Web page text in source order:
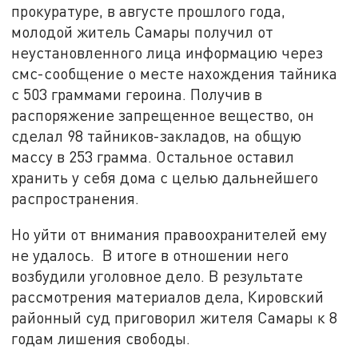
прокуратуре, в августе прошлого года,
молодой житель Самары получил от
неустановленного лица информацию через
смс-сообщение о месте нахождения тайника
с 503 граммами героина. Получив в
распоряжение запрещенное вещество, он
сделал 98 тайников-закладов, на общую
массу в 253 грамма. Остальное оставил
хранить у себя дома с целью дальнейшего
распространения.
Но уйти от внимания правоохранителей ему
не удалось. В итоге в отношении него
возбудили уголовное дело. В результате
рассмотрения материалов дела, Кировский
районный суд приговорил жителя Самары к 8
годам лишения свободы.